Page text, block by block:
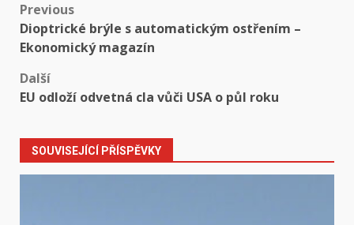
Post
navigation
Previous
Dioptrické brýle s automatickým ostřením –
Ekonomický magazín
Další
EU odloží odvetná cla vůči USA o půl roku
SOUVISEJÍCÍ PŘÍSPĚVKY